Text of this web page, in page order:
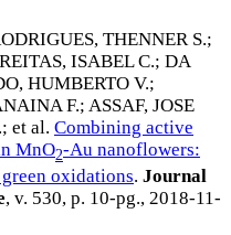
THENNER S.;
ISABEL C.; DA
HUMBERTO V.;
F.; ASSAF, JOSE
; et al. Combining active
MnO2-Au nanoflowers:
oxidations. Journal
, v. 530, p. 10-pg., 2018-11-